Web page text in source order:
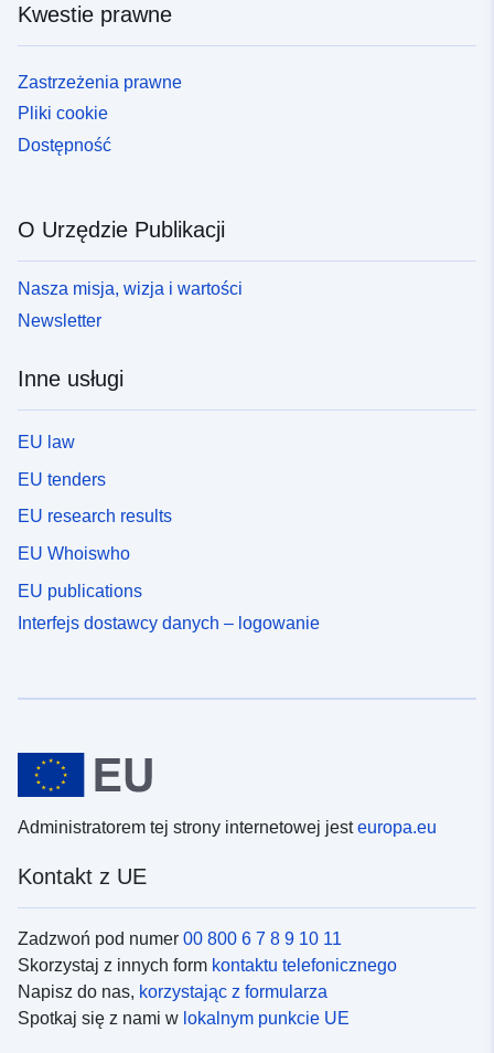
Kwestie prawne
Zastrzeżenia prawne
Pliki cookie
Dostępność
O Urzędzie Publikacji
Nasza misja, wizja i wartości
Newsletter
Inne usługi
EU law
EU tenders
EU research results
EU Whoiswho
EU publications
Interfejs dostawcy danych – logowanie
Administratorem tej strony internetowej jesteuropa.eu
Kontakt z UE
Zadzwoń pod numer 00 800 6 7 8 9 10 11
Skorzystaj z innych form kontaktu telefonicznego
Napisz do nas, korzystając z formularza
Spotkaj się z nami w lokalnym punkcie UE